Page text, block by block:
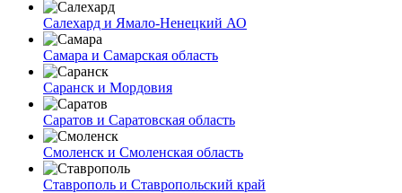
Салехард и Ямало-Ненецкий АО
Самара и Самарская область
Саранск и Мордовия
Саратов и Саратовская область
Смоленск и Смоленская область
Ставрополь и Ставропольский край